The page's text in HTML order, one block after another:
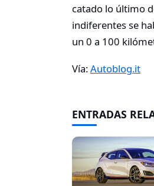
catado lo último
indiferentes se
un 0 a 100
Vía:Autoblog.it
ENTRADAS